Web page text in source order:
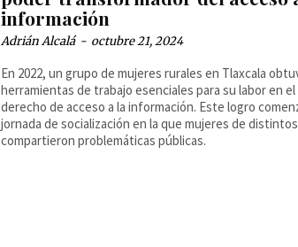
información
Adrián Alcalá - octubre 21, 2024
En 2022, un grupo de mujeres rurales en Tlaxcala
herramientas de trabajo esenciales para su labor en el
derecho de acceso a la información. Este logro
jornada de socialización en la que mujeres de
compartieron problemáticas públicas.